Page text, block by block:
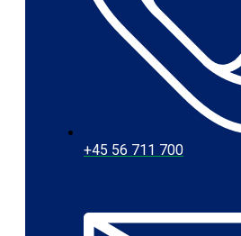
+45 56 711 700